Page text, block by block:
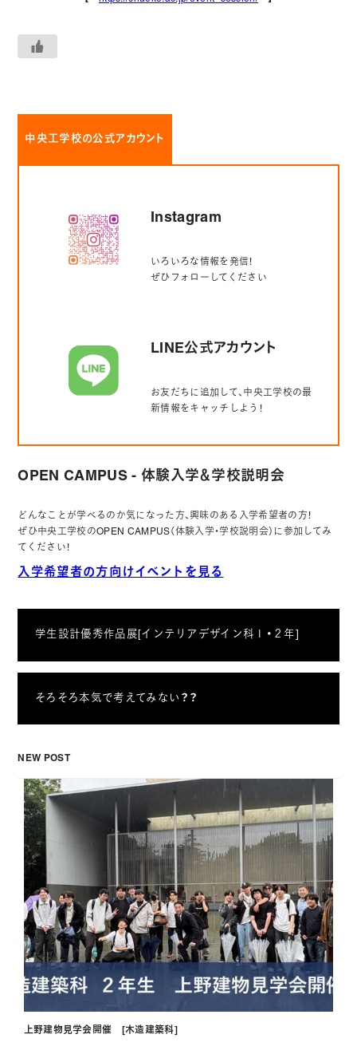
中央工学校の公式アカウント
Instagram
いろいろな情報を発信！
ぜひフォローしてください
LINE公式アカウント
お友だちに追加して、中央工学校の最
新情報をキャッチしよう！
OPEN CAMPUS - 体験入学＆学校説明会
どんなことが学べるのか気になった方、興味のある入学希望者の方！
ぜひ中央工学校のOPEN CAMPUS（体験入学・学校説明会）に参加してみ
てください！
入学希望者の方向けイベントを見る
学生設計優秀作品展[インテリアデザイン科１・２年]
そろそろ本気で考えてみない？？
NEW POST
上野建物見学会開催 [木造建築科]